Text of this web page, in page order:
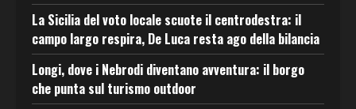
La Sicilia del voto locale scuote il centrodestra: il
campo largo respira, De Luca resta ago della bilancia
Longi, dove i Nebrodi diventano avventura: il borgo
che punta sul turismo outdoor